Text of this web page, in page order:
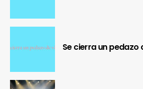
Se cierra un pedazo